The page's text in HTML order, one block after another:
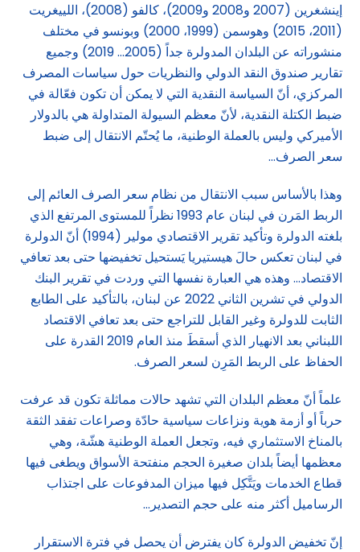
إينشغرين (2007 و2008 و2009)، كالفو (2008)، اللييغريت
(2011، 2015) وهوسمن (1999، 2000) وبونسو في مختلف
منشوراته عن البلدان المدولرة جداً (2005… 2019) وجميع
تقارير صندوق النقد الدولي والنظريات حول سياسات المصرف
المركزي، أنّ السياسة النقدية التي لا يمكن أن تكون فعّالة في
ضبط الكتلة النقدية، لأنّ معظم السيولة المتداولة هي بالدولار
الأميركي وليس بالعملة الوطنية، ما يُحتّم الانتقال إلى ضبط
سعر الصرف…
وهذا بالأساس سبب الانتقال من نظام سعر الصرف العائم إلى
الربط المَرن في لبنان عام 1993 نظراً للمستوى المرتفع الذي
بلغته الدولرة وتأكيد تقرير الاقتصادي مولير (1994) أنّ الدولرة
في لبنان تعكس حالَ هيستيريا يَستحيل تخفيضها حتى بعد تعافي
الاقتصاد… وهذه هي العبارة نفسها التي وردت في تقرير البنك
الدولي في تشرين الثاني 2022 عن لبنان، بالتأكيد على الطابع
الثابت للدولرة وغير القابل للتراجع حتى بعد تعافي الاقتصاد
اللبناني بعد الانهيار الذي أسقطَ منذ العام 2019 القدرة على
الحفاظ على الربط المَرِن لسعر الصرف.
علماً أنّ معظم البلدان التي تشهد حالات مماثلة تكون قد عرفت
حرباً أو أزمة هوية ونزاعات سياسية حادّة وصراعات تفقد الثقة
بالمناخ الاستثماري فيه، وتجعل العملة الوطنية هشّة، وهي
معظمها أيضاً بلدان صغيرة الحجم منفتحة الأسواق ويطغى فيها
قطاع الخدمات ويَتَّكِل فيها ميزان المدفوعات على اجتذاب
الرساميل أكثر منه على حجم التصدير…
إنّ تخفيض الدولرة كان يفترض أن يحصل في فترة الاستقرار